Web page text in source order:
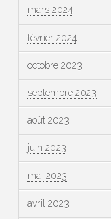
mars 2024
février 2024
octobre 2023
septembre 2023
août 2023
juin 2023
mai 2023
avril 2023